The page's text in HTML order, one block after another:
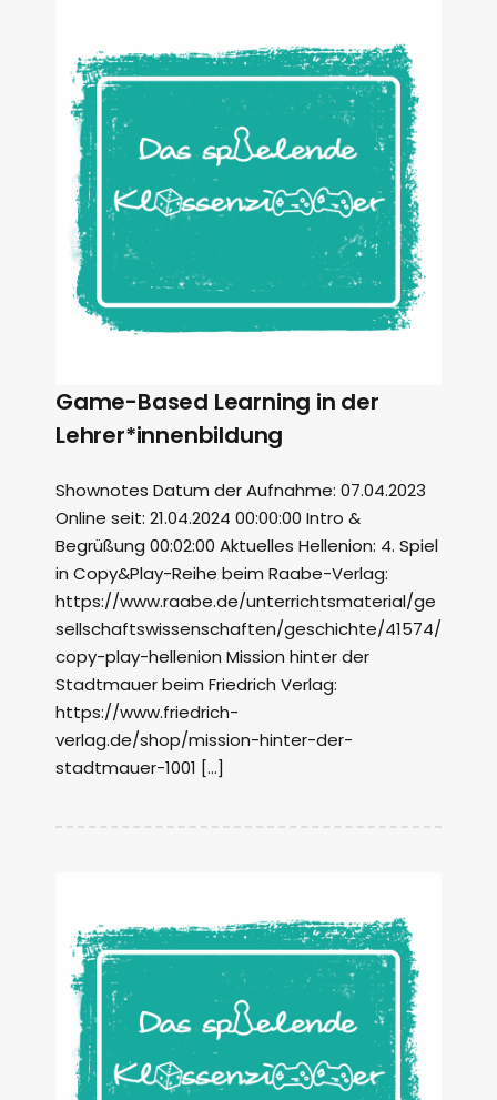
Game-Based Learning in der
Lehrer*innenbildung
Shownotes Datum der Aufnahme: 07.04.2023
Online seit: 21.04.2024 00:00:00 Intro &
Begrüßung 00:02:00 Aktuelles Hellenion: 4. Spiel
in Copy&Play-Reihe beim Raabe-Verlag:
https://www.raabe.de/unterrichtsmaterial/ge
sellschaftswissenschaften/geschichte/41574/
copy-play-hellenion Mission hinter der
Stadtmauer beim Friedrich Verlag:
https://www.friedrich-
verlag.de/shop/mission-hinter-der-
stadtmauer-1001 […]